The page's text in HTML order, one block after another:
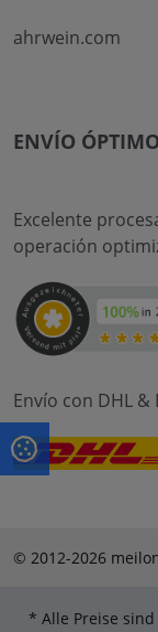
ahrwein.com
ENVÍO ÓPTIMO
Excelente
operación
Envío con DHL &
© 2012-2026
* Alle Preise